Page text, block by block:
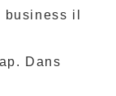
business il
Dans